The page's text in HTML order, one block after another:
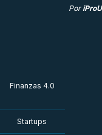
Por
Finanzas 4.0
Startups